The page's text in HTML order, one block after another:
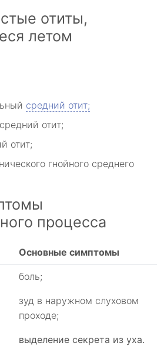
отиты,
летом
средний отит;
отит;
отит;
гнойного среднего
процесса
Основные симптомы
боль;
зуд в наружном слуховом
проходе;
выделение секрета из уха.